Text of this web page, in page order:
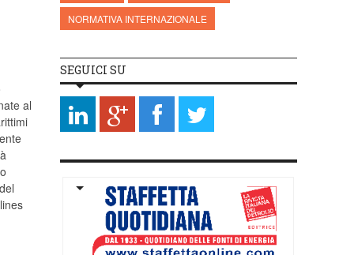
al
NORMATIVA INTERNAZIONALE
SEGUICI SU